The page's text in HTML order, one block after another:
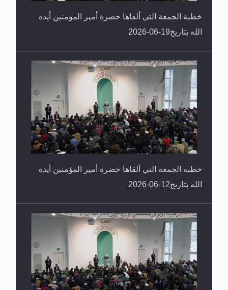
خطبة الجمعة التي ألقاها حضرة أمير المؤمنين أيده
الله بتاريخ19-06-2026
خطبة الجمعة التي ألقاها حضرة أمير المؤمنين أيده
الله بتاريخ12-06-2026